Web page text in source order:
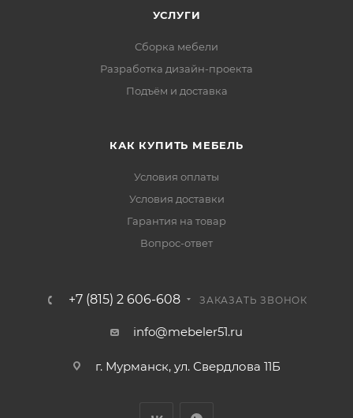
УСЛУГИ
Сборка мебели
Разработка дизайн-проекта
Подъём и доставка
КАК КУПИТЬ МЕБЕЛЬ
Условия оплаты
Условия доставки
Гарантия на товар
Вопрос-ответ
+7 (815) 2 606-608 ЗАКАЗАТЬ ЗВОНОК
info@mebeler51.ru
г. Мурманск, ул. Свердлова 11Б